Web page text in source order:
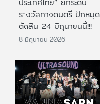
ประเทศไทย” ยกระดับ
รางวัลทางดนตรี ปักหมุด
ตัดสิน 24 มิถุนายนนี้!!!
8 มิถุนายน 2026